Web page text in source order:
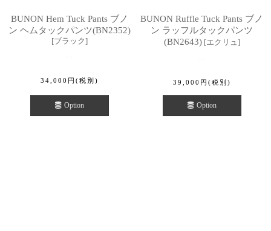
BUNON Hem Tuck Pants ブノ
ン ヘムタックパンツ(BN2352)
[ブラック]
34,000 円 (税別)
Option
BUNON Ruffle Tuck Pants ブノ
ン ラッフルタックパンツ
(BN2643) [エクリュ ]
39,000 円 (税別)
Option